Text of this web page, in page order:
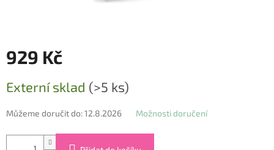
929 Kč
cena:
Externí sklad (>5 ks)
Můžeme doručit do:12.8.2026 Možnosti doručení